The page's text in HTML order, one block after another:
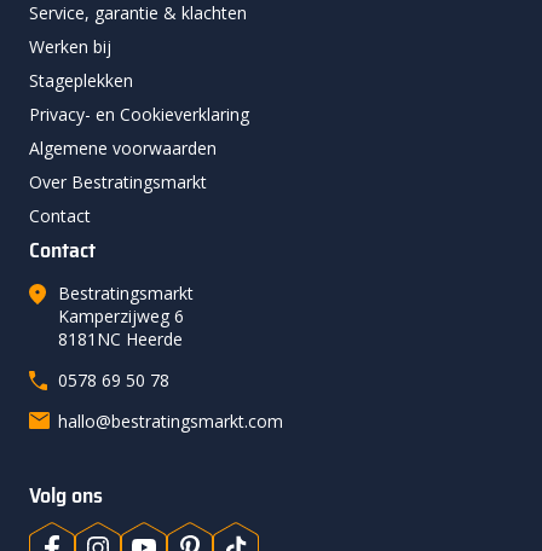
Service, garantie & klachten
Werken bij
Stageplekken
Privacy- en Cookieverklaring
Algemene voorwaarden
Over Bestratingsmarkt
Contact
Contact
Bestratingsmarkt
Kamperzijweg 6
8181NC Heerde
0578 69 50 78
hallo@bestratingsmarkt.com
Volg ons